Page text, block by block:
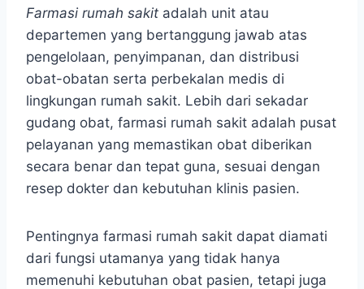
Farmasi rumah sakit adalah unit atau
departemen yang bertanggung jawab atas
pengelolaan, penyimpanan, dan distribusi
obat-obatan serta perbekalan medis di
lingkungan rumah sakit. Lebih dari sekadar
gudang obat, farmasi rumah sakit adalah pusat
pelayanan yang memastikan obat diberikan
secara benar dan tepat guna, sesuai dengan
resep dokter dan kebutuhan klinis pasien.
Pentingnya farmasi rumah sakit dapat diamati
dari fungsi utamanya yang tidak hanya
memenuhi kebutuhan obat pasien, tetapi juga